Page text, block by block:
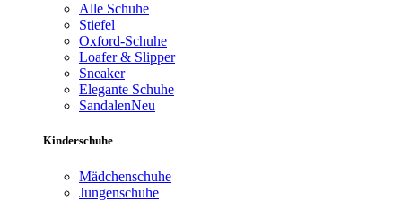
Alle Schuhe
Stiefel
Oxford-Schuhe
Loafer & Slipper
Sneaker
Elegante Schuhe
SandalenNeu
Kinderschuhe
Mädchenschuhe
Jungenschuhe